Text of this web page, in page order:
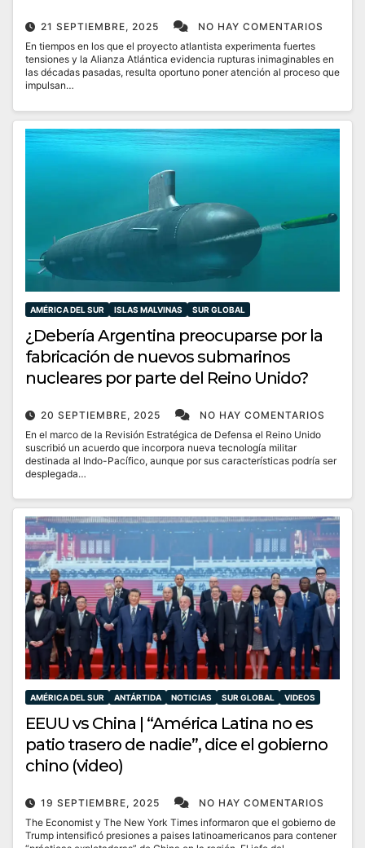
21 SEPTIEMBRE, 2025
NO HAY COMENTARIOS
En tiempos en los que el proyecto atlantista experimenta fuertes
tensiones y la Alianza Atlántica evidencia rupturas inimaginables en
las décadas pasadas, resulta oportuno poner atención al proceso que
impulsan…
AMÉRICA DEL SUR ISLAS MALVINAS SUR GLOBAL
¿Debería Argentina preocuparse por la
fabricación de nuevos submarinos
nucleares por parte del Reino Unido?
20 SEPTIEMBRE, 2025
NO HAY COMENTARIOS
En el marco de la Revisión Estratégica de Defensa el Reino Unido
suscribió un acuerdo que incorpora nueva tecnología militar
destinada al Indo-Pacífico, aunque por sus características podría ser
desplegada…
AMÉRICA DEL SUR ANTÁRTIDA NOTICIAS SUR GLOBAL VIDEOS
EEUU vs China | “América Latina no es
patio trasero de nadie”, dice el gobierno
chino (video)
19 SEPTIEMBRE, 2025
NO HAY COMENTARIOS
The Economist y The New York Times informaron que el gobierno de
Trump intensificó presiones a paises latinoamericanos para contener